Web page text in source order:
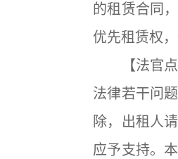
的租赁合同
优先租赁权
【法官点
法律若干问
除，出租人
应予支持。